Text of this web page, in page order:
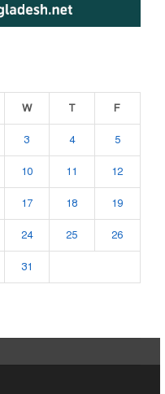
W T F
3 4 5
10 11 12
17 18 19
24 25 26
31